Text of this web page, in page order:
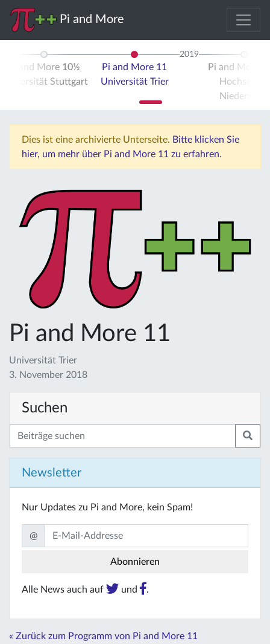
Pi and More
Pi and More 10½
Universität Stuttgart
Pi and More 11
Universität Trier
2019
Pi and More
Hochschule
Niederrhein
Dies ist eine archivierte Unterseite. Bitte klicken Sie
hier, um mehr über Pi and More 11 zu erfahren.
Pi and More 11
Universität Trier
3. November 2018
Suchen
Newsletter
Nur Updates zu Pi and More, kein Spam!
@
Alle News auch auf und .
« Zurück zum Programm von Pi and More 11